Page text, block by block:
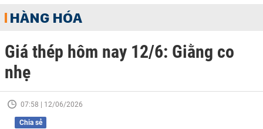
HÀNG HÓA
Giá thép hôm nay 12/6: Giằng co
nhẹ
07:58 | 12/06/2026
Chia sẻ